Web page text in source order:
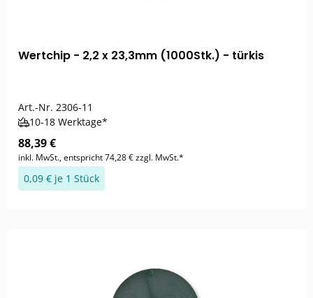
Wertchip - 2,2 x 23,3mm (1000Stk.) - türkis
Art.-Nr. 2306-11
10-18 Werktage*
88,39 €
inkl. MwSt., entspricht 74,28 € zzgl. MwSt.*
0,09 € je 1 Stück